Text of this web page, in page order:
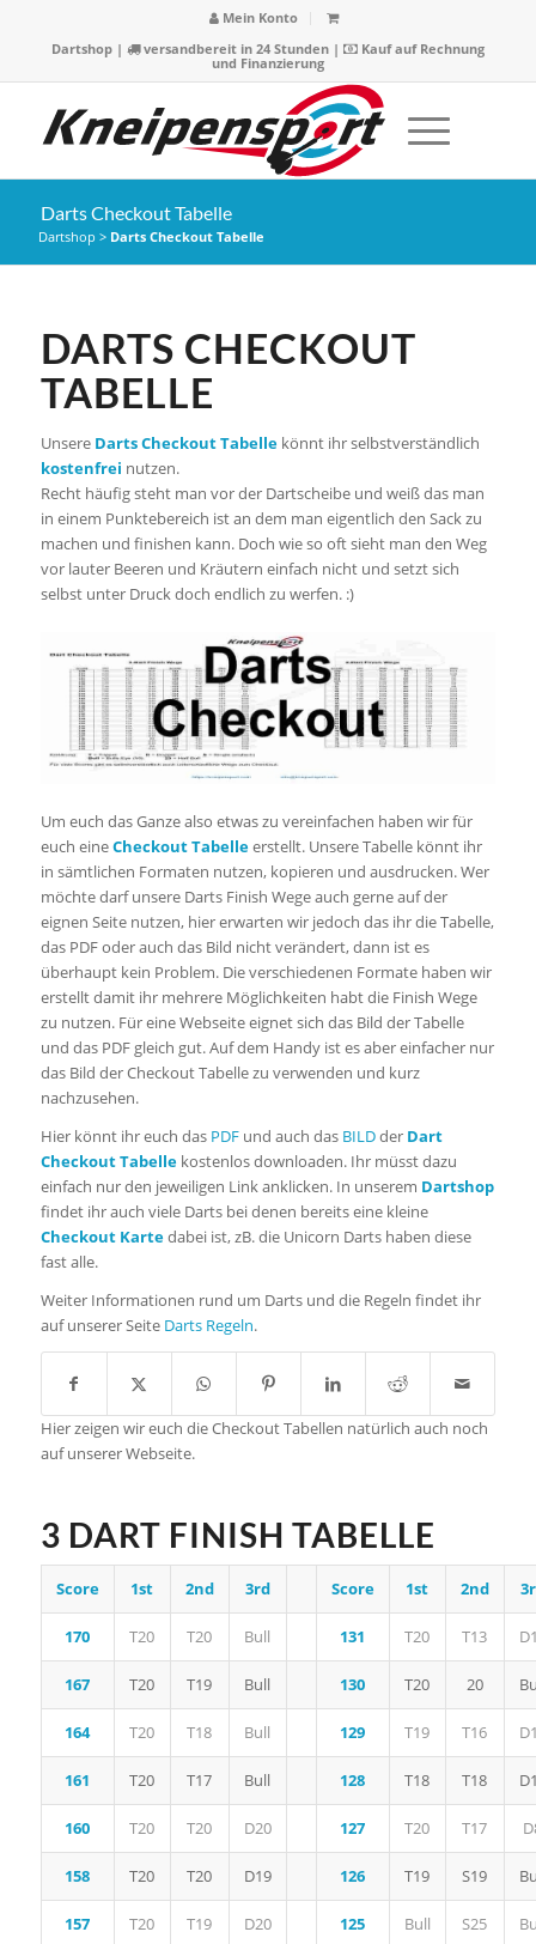
Mein Konto
Dartshop| versandbereit in 24 Stunden |
Kauf auf Rechnung
und Finanzierung
Darts Checkout Tabelle
Dartshop > Darts Checkout Tabelle
DARTS CHECKOUT
TABELLE
Unsere Darts Checkout Tabellekönnt ihr selbstverständlich
kostenfrei nutzen.
Recht häufig steht man vor der Dartscheibe und weiß das man
in einem Punktebereich ist an dem man eigentlich den Sack zu
machen und finishen kann. Doch wie so oft sieht man den Weg
vor lauter Beeren und Kräutern einfach nicht und setzt sich
selbst unter Druck doch endlich zu werfen. :)
Um euch das Ganze also etwas zu vereinfachen haben wir für
euch eineCheckout Tabelleerstellt. Unsere Tabelle könnt ihr
in sämtlichen Formaten nutzen, kopieren und ausdrucken. Wer
möchte darf unsere Darts Finish Wege auch gerne auf der
eignen Seite nutzen, hier erwarten wir jedoch das ihr die Tabelle,
das PDF oder auch das Bild nicht verändert, dann ist es
überhaupt kein Problem. Die verschiedenen Formate haben wir
erstellt damit ihr mehrere Möglichkeiten habt die Finish Wege
zu nutzen. Für eine Webseite eignet sich das Bild der Tabelle
und das PDF gleich gut. Auf dem Handy ist es aber einfacher nur
das Bild der Checkout Tabelle zu verwenden und kurz
nachzusehen.
Hier könnt ihr euch das PDFund auch das BILDder Dart
Checkout Tabellekostenlos downloaden. Ihr müsst dazu
einfach nur den jeweiligen Link anklicken. In unserem Dartshop
findet ihr auch viele Darts bei denen bereits eine kleine
Checkout Kartedabei ist, zB. die Unicorn Darts haben diese
fast alle.
Weiter Informationen rund um Darts und die Regeln findet ihr
auf unserer Seite Darts Regeln.
Hier zeigen wir euch die Checkout Tabellen natürlich auch noch
auf unserer Webseite.
3 DART FINISH TABELLE
Score 1st 2nd 3rd Score 1st 2nd
170 T20 T20 Bull 131 T20 T13
167 T20 T19 Bull 130 T20 20
164 T20 T18 Bull 129 T19 T16
161 T20 T17 Bull 128 T18 T18
160 T20 T20 D20 127 T20 T17
158 T20 T20 D19 126 T19 S19
157 T20 T19 D20 125 Bull S25